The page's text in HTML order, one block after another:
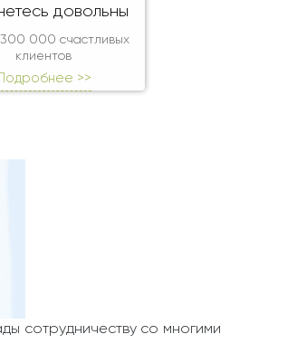
довольны
000 счастливых
клиентов
Подробнее >>
сотрудничеству со многими